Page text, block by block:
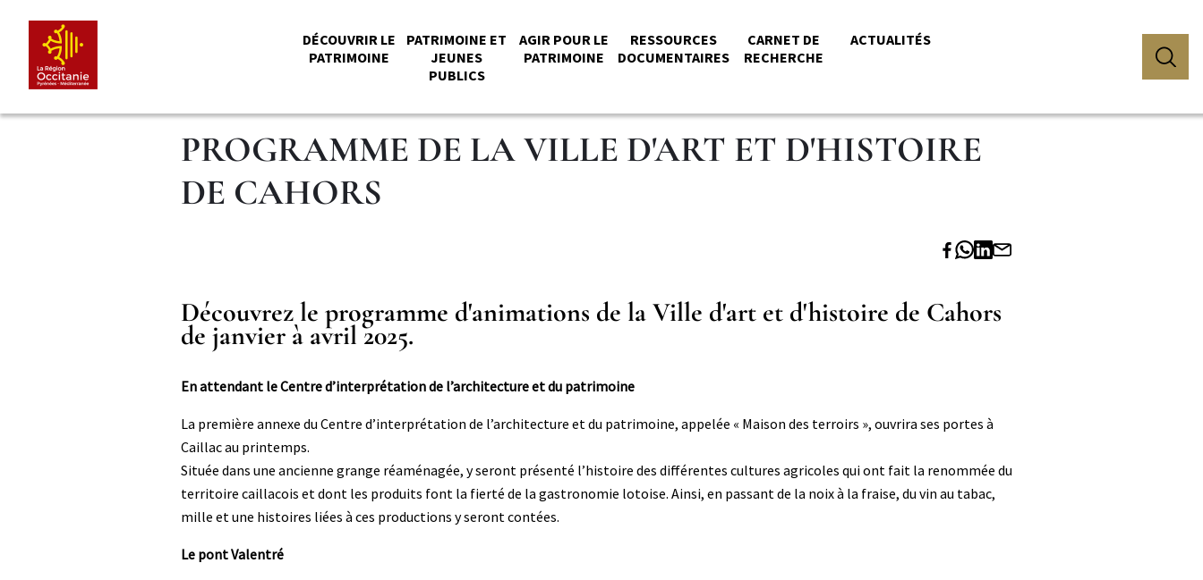
contenu
principal
MENU
PRINCIPAL
DÉCOUVRIR LE
PATRIMOINE
PATRIMOINE ET
JEUNES
PUBLICS
AGIR POUR LE
PATRIMOINE
RESSOURCES
DOCUMENTAIRES
CARNET DE
RECHERCHE
ACTUALITÉS
PROGRAMME DE LA VILLE D'ART ET D'HISTOIRE
DE CAHORS
Paragraphe
Paragraphe
niveau
Titre
Découvrez le programme d'animations de la Ville d'art et d'histoire de Cahors
de janvier à avril 2025.
Corps
En attendant le Centre d’interprétation de l’architecture et du patrimoine
La première annexe du Centre d’interprétation de l’architecture et du patrimoine, appelée « Maison des terroirs », ouvrira ses portes à
Caillac au printemps.
Située dans une ancienne grange réaménagée, y seront présenté l’histoire des différentes cultures agricoles qui ont fait la renommée du
territoire caillacois et dont les produits font la fierté de la gastronomie lotoise. Ainsi, en passant de la noix à la fraise, du vin au tabac,
mille et une histoires liées à ces productions y seront contées.
Le pont Valentré